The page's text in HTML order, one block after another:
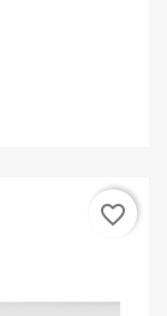
favorite_border